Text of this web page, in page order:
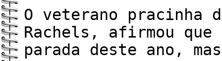
O veterano pracinha
Rachels, afirmou que
parada deste ano,